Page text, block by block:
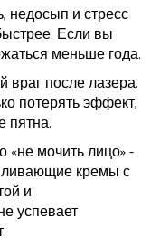
недосып и стресс
Если вы
меньше года.
враг после лазера.
потерять эффект,
пятна.
«не мочить лицо» -
кремы с
и
успевает